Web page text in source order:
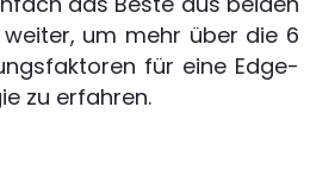
weiter, um mehr über die 6
für eine Edge-
zu erfahren.